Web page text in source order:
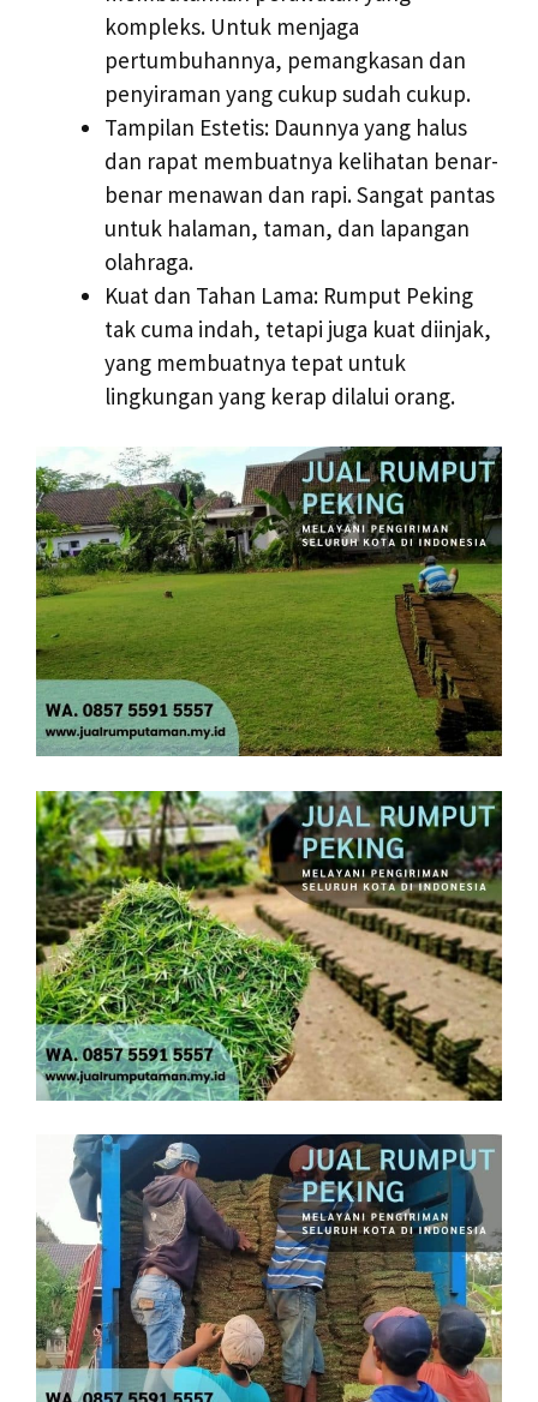
kompleks. Untuk menjaga
pertumbuhannya, pemangkasan dan
penyiraman yang cukup sudah cukup.
Tampilan Estetis: Daunnya yang halus
dan rapat membuatnya kelihatan benar-
benar menawan dan rapi. Sangat pantas
untuk halaman, taman, dan lapangan
olahraga.
Kuat dan Tahan Lama: Rumput Peking
tak cuma indah, tetapi juga kuat diinjak,
yang membuatnya tepat untuk
lingkungan yang kerap dilalui orang.